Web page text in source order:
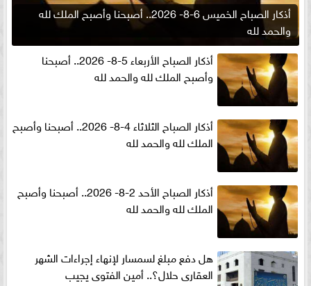
أذكار الصباح الخميس 6-8- 2026.. أصبحنا وأصبح الملك لله
والحمد لله
أذكار الصباح الأربعاء 5-8- 2026.. أصبحنا
وأصبح الملك لله والحمد لله
أذكار الصباح الثلاثاء 4-8- 2026.. أصبحنا وأصبح
الملك لله والحمد لله
أذكار الصباح الأحد 2-8- 2026.. أصبحنا وأصبح
الملك لله والحمد لله
هل دفع مبلغ لسمسار لإنهاء إجراءات الشهر
العقارى حلال؟.. أمين الفتوى يجيب